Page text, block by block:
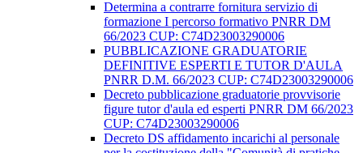
Determina a contrarre fornitura servizio di
formazione I percorso formativo PNRR DM
66/2023 CUP: C74D23003290006
PUBBLICAZIONE GRADUATORIE
DEFINITIVE ESPERTI E TUTOR D'AULA
PNRR D.M. 66/2023 CUP: C74D23003290006
Decreto pubblicazione graduatorie provvisorie
figure tutor d'aula ed esperti PNRR DM 66/2023
CUP: C74D23003290006
Decreto DS affidamento incarichi al personale